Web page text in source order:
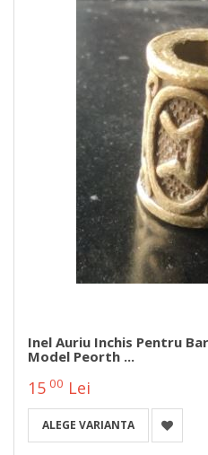
Inel Auriu Inchis Pentru
Model Peorth ...
15 00 Lei
ALEGE VARIANTA